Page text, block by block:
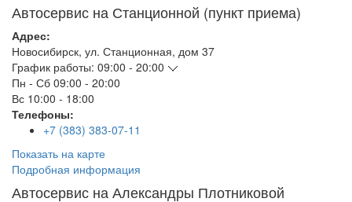
Автосервис на Станционной (пункт приема)
Адрес:
Новосибирск, ул. Станционная, дом 37
График работы: 09:00 - 20:00
Пн - Сб 09:00 - 20:00
Вс 10:00 - 18:00
Телефоны:
+7 (383) 383-07-11
Показать на карте
Подробная информация
Автосервис на Александры Плотниковой